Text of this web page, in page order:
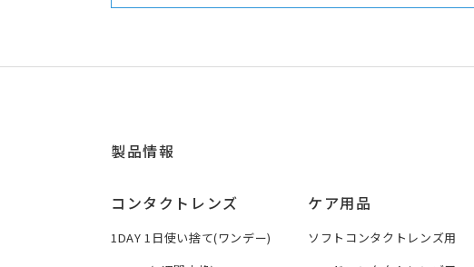
製品情報
コンタクトレンズ
1DAY 1日使い捨て(ワンデー)
ケア用品
ソフトコンタクトレンズ用